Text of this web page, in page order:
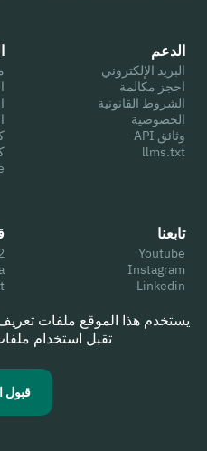
الدعم
البريد الإلكتروني
احجز مكالمة
الشروط القانونية
الخصوصية
وثائق API
llms.txt
تابعنا
Youtube
Instagram
Linkedin
Twitter
يستخدم هذا الموقع ملفات تعريف
تقبل استخدام
قبول